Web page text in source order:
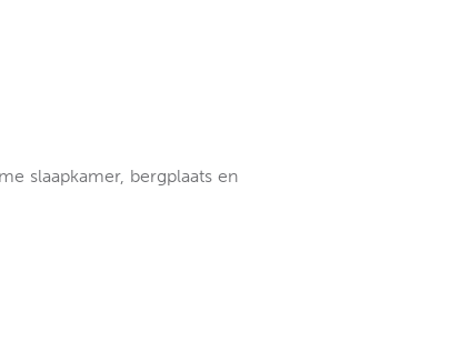
slaapkamer, bergplaats en